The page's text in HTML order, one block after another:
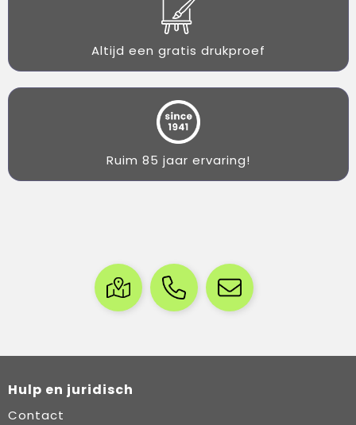
Altijd een gratis drukproef
Ruim 85 jaar ervaring!
Hulp en juridisch
Contact